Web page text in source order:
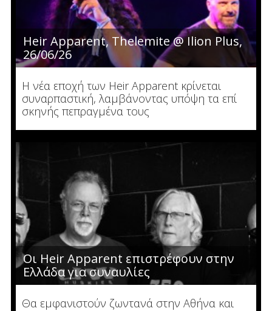
Heir Apparent, Thelemite @ Ilion Plus,
26/06/26
Η νέα εποχή των Heir Apparent κρίνεται
συναρπαστική, λαμβάνοντας υπόψη τα επί
σκηνής πεπραγμένα τους
Οι Heir Apparent επιστρέφουν στην
Ελλάδα για συναυλίες
Θα εμφανιστούν ζωντανά στην Αθήνα και